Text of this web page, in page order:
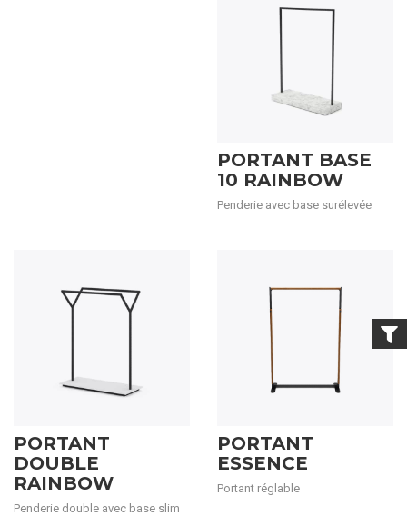
PORTANT BASE
10 RAINBOW
Penderie avec base surélevée
PORTANT
DOUBLE
RAINBOW
Penderie double avec base slim
PORTANT
ESSENCE
Portant réglable